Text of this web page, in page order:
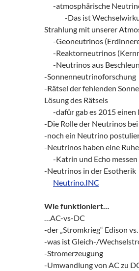
-atmosphärische
-Das ist
Strahlung mit unserer
-Geoneutrinos
-Reaktorneutrinos
-Neutrinos aus
-Sonnenneutrinoforschung
-Rätsel der fehlenden
Lösung des Rätsels
-dafür gab es 2015
-Die Rolle der Neutrinos
-noch ein Neutrino
-Neutrinos haben eine
-Katrin und Echo messen
-Neutrinos in der Esotherik
Neutrino.INC
Wie funktioniert…
…AC-vs-DC
-der „Stromkrieg“ Edison
-was ist Gleich-/
-Stromerzeugung
-Umwandlung von AC zu